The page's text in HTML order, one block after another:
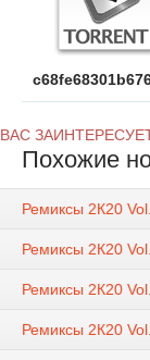
ВАС
Похожие
Ремиксы 2К20
Ремиксы 2К20
Ремиксы 2К20
Ремиксы 2К20